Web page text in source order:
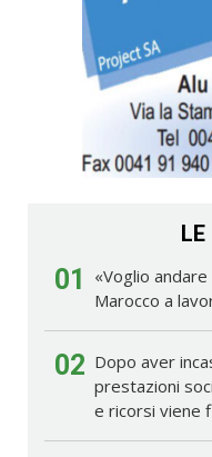
LE
01
«Voglio
Marocco a
02 Dopo aver
prestazioni
e ricorsi viene